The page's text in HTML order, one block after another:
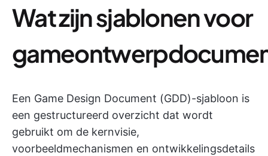
Wat zijn sjablonen voor
Een Game Design Document (GDD)-sjabloon is
een gestructureerd overzicht dat wordt
gebruikt om de kernvisie,
voorbeeldmechanismen en ontwikkelingsdetails